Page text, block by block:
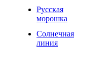
Русская
морошка
Солнечная
линия